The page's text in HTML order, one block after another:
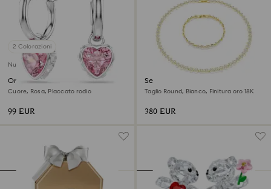
2 Colorazioni
Nuovo
Orecchini pendenti Chroma
Cuore, Rosa, Placcato rodio
99 EUR
Set Una Angelic
Taglio Round, Bianco, Finitura oro 18K
380 EUR